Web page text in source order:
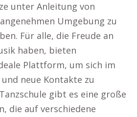
unter Anleitung von
Umgebung zu
Für alle, die Freude an
haben, bieten
Plattform, um sich im
neue Kontakte zu
gibt es eine große
die auf verschiedene